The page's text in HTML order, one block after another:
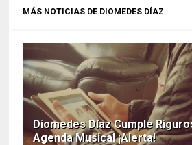
MÁS NOTICIAS DE DIOMEDES DÍAZ
Diomedes Díaz Cumple
Agenda Musical ¡Alerta!